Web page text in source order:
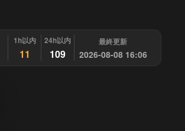
1h以内
11
24h以内
109
最終更新
2026-08-08 16:06